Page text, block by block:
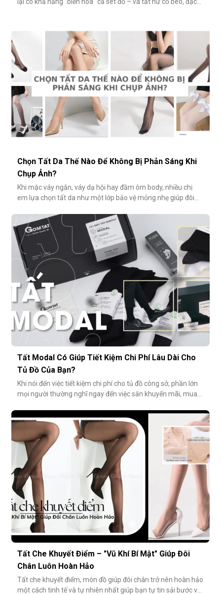
lại có khả năng "biến hóa" cả set đồ – và tất nữ cổ bèo, đặc
mác "sến súa" nếu không phối đúng cách. Vậy làm sao để
Chọn Tất Da Thế Nào Để Không Bị Phản Sáng Khi
Chụp Ảnh?
Khi mặc váy ngắn, váy dạ hội hay đầm ôm body, nhiều chị
em lựa chọn tất da như một lớp bảo vệ mỏng nhẹ giúp đôi
Tuy nhiên, không ít người gặp phải tình huống dở khóc dở
cười: đôi chân phản chiếu ánh sáng trắng loá trong ảnh, lộ rõ
lớp tất khiến
Tất Modal Có Giúp Tiết Kiệm Chi Phí Lâu Dài Cho
Tủ Đồ Của Bạn?
Khi nói đến việc tiết kiệm chi phí cho tủ đồ công sở, phần lớn
mọi người thường nghĩ ngay đến việc săn khuyến mãi, mua
cách tiết kiệm bền vững và tinh tế hơn rất nhiều: đầu tư vào
chất lượng từ những món nhỏ nhất. Cụ thể hơn, tất modal
không chỉ
Tất Che Khuyết Điểm – "Vũ Khí Bí Mật" Giúp Đôi
Chân Luôn Hoàn Hảo
Tất che khuyết điểm, món đồ giúp đôi chân trở nên hoàn hảo
một cách tinh tế và tự nhiên nhất giúp bạn tự tin sải bước với